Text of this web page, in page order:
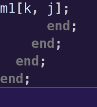
m1 [ k , j ] ;
end ;
end ;
end ;
end ;